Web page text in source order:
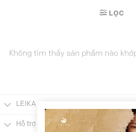
LỌC
Không tìm thấy sản phẩm nào
LEIKA
Hỗ trợ khách hàng